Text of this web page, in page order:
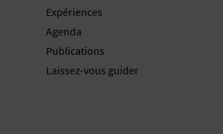
Expériences
Agenda
Publications
Laissez-vous guider